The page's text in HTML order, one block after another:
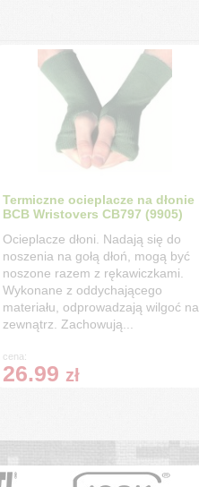
Termiczne ocieplacze na dłonie
BCB Wristovers CB797 (9905)
Ocieplacze dłoni. Nadają się do
noszenia na gołą dłoń, mogą być
noszone razem z rękawiczkami.
Wykonane z oddychającego
materiału, odprowadzają wilgoć na
zewnątrz. Zachowują...
cena:
26.99 zł